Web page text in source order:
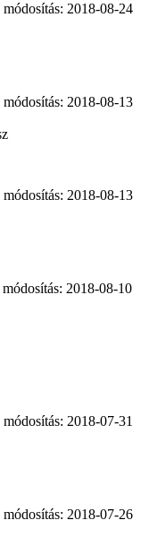
2018-08-24
2018-08-13
2018-08-13
2018-08-10
2018-07-31
2018-07-26